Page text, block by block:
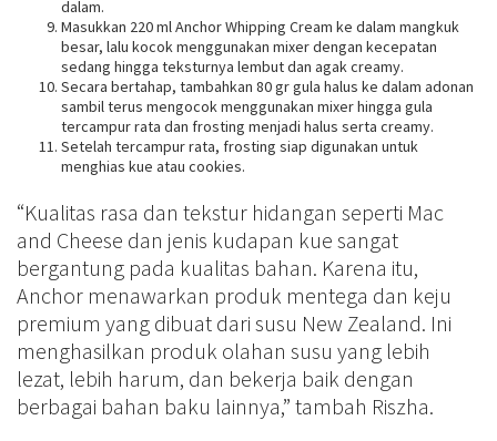
dalam.
Masukkan 220 ml Anchor Whipping Cream ke dalam mangkuk
besar, lalu kocok menggunakan mixer dengan kecepatan
sedang hingga teksturnya lembut dan agak creamy.
Secara bertahap, tambahkan 80 gr gula halus ke dalam adonan
sambil terus mengocok menggunakan mixer hingga gula
tercampur rata dan frosting menjadi halus serta creamy.
Setelah tercampur rata, frosting siap digunakan untuk
menghias kue atau cookies.
“Kualitas rasa dan tekstur hidangan seperti Mac
and Cheese dan jenis kudapan kue sangat
bergantung pada kualitas bahan. Karena itu,
Anchor menawarkan produk mentega dan keju
premium yang dibuat dari susu New Zealand. Ini
menghasilkan produk olahan susu yang lebih
lezat, lebih harum, dan bekerja baik dengan
berbagai bahan baku lainnya,” tambah Riszha.